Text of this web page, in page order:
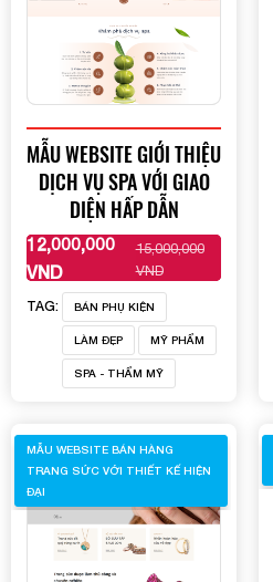
MẪU WEBSITE GIỚI THIỆU
DỊCH VỤ SPA VỚI GIAO
DIỆN HẤP DẪN
12,000,000
VND
15,000,000
VND
XEM THÊM
TAG: BÁN PHỤ KIỆN
LÀM ĐẸP MỸ PHẨM
SPA - THẨM MỸ
MẪU WEBSITE BÁN HÀNG
TRANG SỨC VỚI THIẾT KẾ HIỆN
ĐẠI